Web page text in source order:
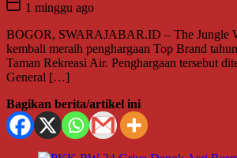
1 minggu ago
BOGOR, SWARAJABAR.ID – The Jungle
kembali meraih penghargaan Top Brand
Taman Rekreasi Air. Penghargaan tersebut
General […]
Bagikan berita/artikel ini